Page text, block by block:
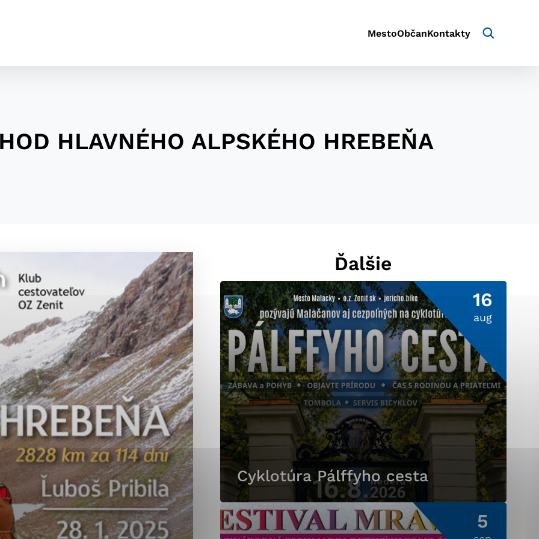
MestoObčanKontakty
HLAVNÉHO ALPSKÉHO HREBEŇA
Ďalšie
16
aug
Cyklotúra Pálffyho cesta
5
ktorú chcete povoliť
pre prevádzku nevyhnutné a pomáhajú urobiť webové stránky uplatniteľnými
funkcie, ako je navigácia na stránke a prístup k zabezpečeným oblastiam webovej
cookie nemôže web správne fungovať.
prevádzkovateľovi stránok pochopiť, ako návštevníci stránok stránku používajú,
a ponúknuť im lepšiu skúsenosť. Všetky dáta sa zbierajú anonymne a nie je
osobou.
Povoliť všetko Uložiť nastavenia Viac informácií